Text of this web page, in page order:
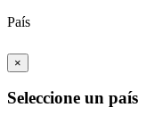
País
×
Seleccione un país